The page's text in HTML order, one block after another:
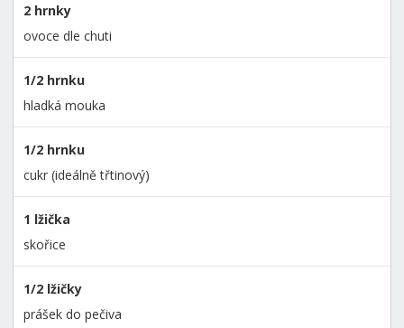
2 hrnky
ovoce dle chuti
1/2 hrnku
hladká mouka
1/2 hrnku
cukr (ideálně třtinový)
1 lžička
skořice
1/2 lžičky
prášek do pečiva